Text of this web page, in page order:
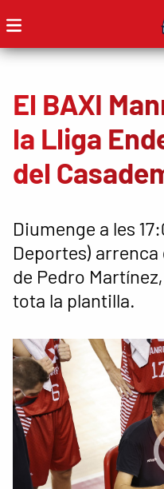
El BAXI
la Lliga
del
Diumenge a les
Deportes)
de Pedro
tota la plantilla.